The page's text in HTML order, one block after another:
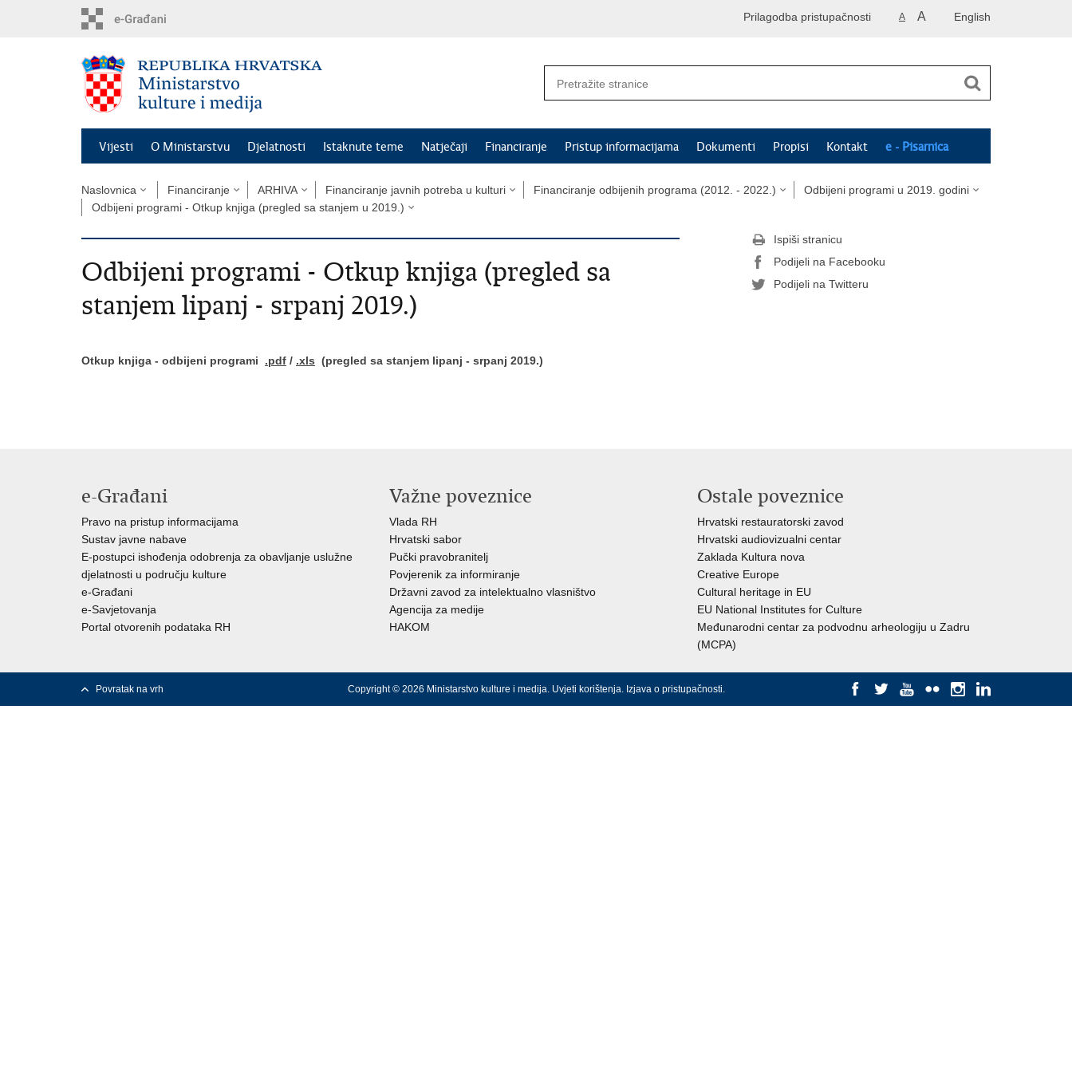
English
A A
Prilagodba pristupačnosti
Vijesti O Ministarstvu Djelatnosti Istaknute teme Natječaji Financiranje Pristup informacijama Dokumenti Propisi Kontakt e - Pisarnica
Naslovnica Financiranje ARHIVA Financiranje javnih potreba u kulturi Financiranje odbijenih programa (2012. - 2022.)
Odbijeni programi u 2019. godini
Odbijeni programi - Otkup knjiga (pregled sa stanjem u 2019.)
Odbijeni programi - Otkup knjiga (pregled sa
stanjem lipanj - srpanj 2019.)
Otkup knjiga - odbijeni programi .pdf / .xls (pregled sa stanjem lipanj - srpanj 2019.)
Ispiši stranicu
Podijeli na Facebooku
Podijeli na Twitteru
e-Građani
Pravo na pristup informacijama
Sustav javne nabave
E-postupci ishođenja odobrenja za obavljanje uslužne
djelatnosti u području kulture
e-Građani
e-Savjetovanja
Portal otvorenih podataka RH
Važne poveznice
Vlada RH
Hrvatski sabor
Pučki pravobranitelj
Povjerenik za informiranje
Državni zavod za intelektualno vlasništvo
Agencija za medije
HAKOM
Ostale poveznice
Hrvatski restauratorski zavod
Hrvatski audiovizualni centar
Zaklada Kultura nova
Creative Europe
Cultural heritage in EU
EU National Institutes for Culture
Međunarodni centar za podvodnu arheologiju u Zadru
(MCPA)
Povratak na vrh Copyright © 2026 Ministarstvo kulture i medija. Uvjeti korištenja. Izjava o pristupačnosti.